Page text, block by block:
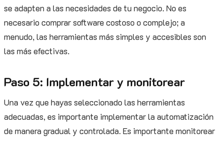
se adapten a las necesidades de tu negocio. No es
necesario comprar software costoso o complejo; a
menudo, las herramientas más simples y accesibles son
las más efectivas.
Paso 5: Implementar y monitorear
Una vez que hayas seleccionado las herramientas
adecuadas, es importante implementar la automatización
de manera gradual y controlada. Es importante monitorear